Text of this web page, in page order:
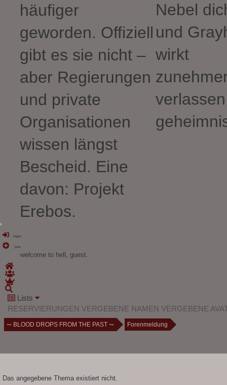
häufiger
geworden. Offiziell
gibt es sie nicht –
aber Regierungen
und private
Organisationen
wissen längst
Bescheid. Eine
davon: Projekt
Erebos.
Nebel
und
wirkt
login
join
welcome to hell, guest.
Lists
RESERVIERUNGEN VERGEBENE NAMEN VERGEBENE
⥊ BLOOD DROPS FROM THE PAST ⥊ Forenmeldung
Das angegebene Thema existiert nicht.